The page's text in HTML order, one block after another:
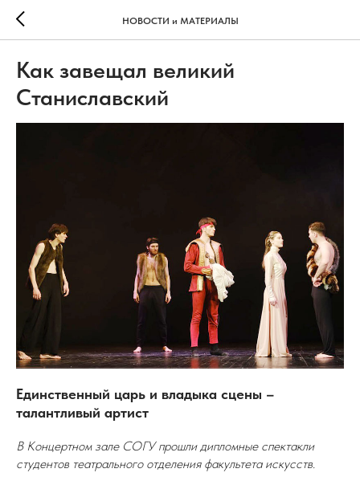
НОВОСТИ и МАТЕРИАЛЫ
Как завещал великий
Станиславский
Единственный царь и владыка сцены –
талантливый артист
В Концертном зале СОГУ прошли дипломные спектакли
студентов театрального отделения факультета искусств.